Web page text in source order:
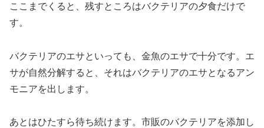
ここまでくると、残すところはバクテリアの夕食だけで
す。
バクテリアのエサといっても、金魚のエサで十分です。エ
サが自然分解すると、それはバクテリアのエサとなるアン
モニアを出します。
あとはひたすら待ち続けます。市販のバクテリアを添加し